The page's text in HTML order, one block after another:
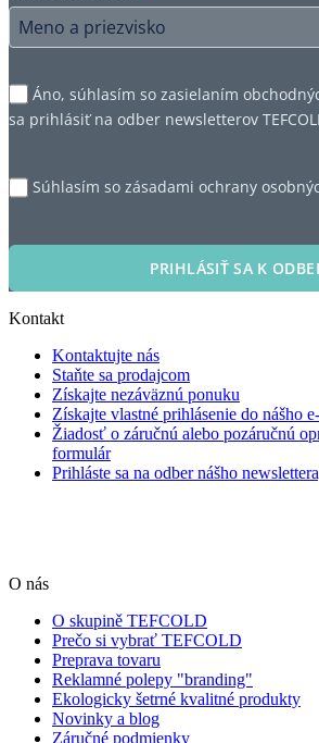
Áno, súhlasím so zasielaním
sa prihlásiť na odber newsletterov
Súhlasím so zásadami ochrany
PRIHLÁSIŤ SA K
Kontakt
Kontaktujte nás
Staňte sa prodajcom
Získajte nezáväznú ponuku
Získajte vlastné prihlásenie do nášho
Žiadosť o záručnú alebo pozáručnú
formulár
Prihláste sa na odber nášho
O nás
O skupině TEFCOLD
Prečo si vybrať TEFCOLD
Preprava tovaru
Reklamné polepy "branding"
Ekologicky šetrné kvalitné produkty
Novinky a blog
Záručné podmienky